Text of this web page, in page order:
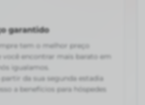
garantido
tem o melhor preço
você encontrar mais barato em
igualamos.
partir da sua segunda estadia
a benefícios para hóspedes